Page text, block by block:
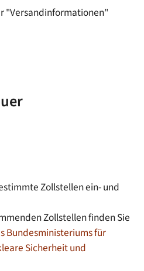
"Versandinformationen"
Zollstellen ein- und
Zollstellen finden Sie
Bundesministeriums für
Sicherheit und